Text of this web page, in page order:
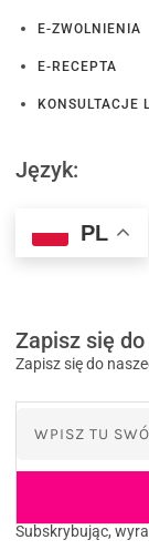
E-ZWOLNIENIA
E-RECEPTA
KONSULTACJE
Język:
PL
Zapisz się
Zapisz się do
Subskrybując,